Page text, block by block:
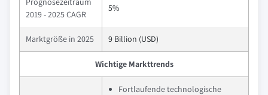
2019 - 2025 CAGR
5%
Marktgröße in 2025 9 Billion (USD)
Wichtige Markttrends
Fortlaufende technologische